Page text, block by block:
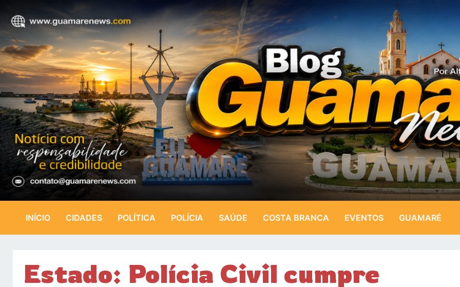
INÍCIO CIDADES POLÍTICA POLÍCIA SAÚDE COSTA BRANCA EVENTOS GUAMARÉ
Estado: Polícia Civil cumpre